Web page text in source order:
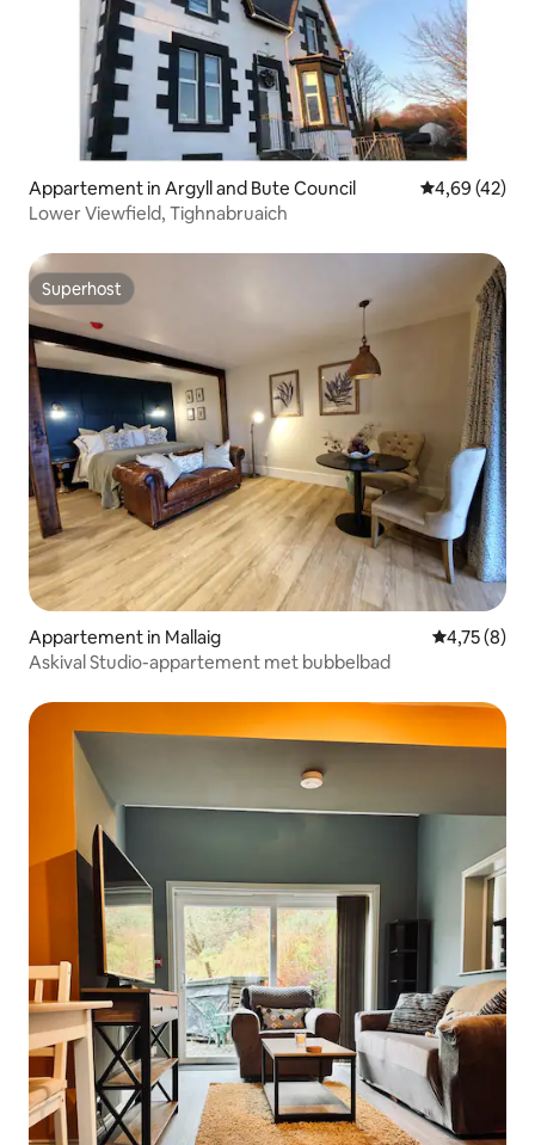
Appartement in Argyll and Bute Council Gemiddelde
4,69 (42)
Lower Viewfield, Tighnabruaich
Superhost
Superhost
Appartement in Mallaig
4,75 (8)
Askival Studio-appartement met bubbelbad